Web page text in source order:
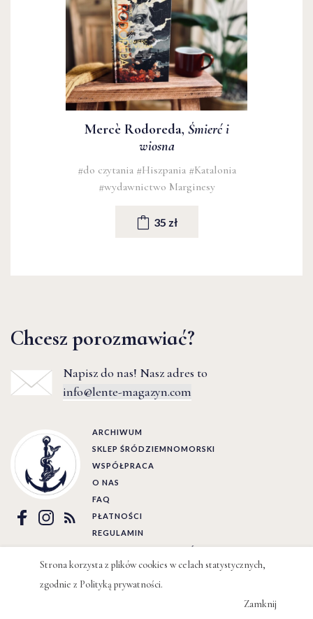
Mercè Rodoreda, Śmierć i
wiosna
#do czytania #Hiszpania #Katalonia
#wydawnictwo Marginesy
35 zł
Chcesz porozmawiać?
Napisz do nas! Nasz adres to
info@lente-magazyn.com
ARCHIWUM
SKLEP ŚRÓDZIEMNOMORSKI
WSPÓŁPRACA
O NAS
FAQ
PŁATNOŚCI
REGULAMIN
POLITYKA PRYWATNOŚCI
Strona korzysta z plików cookies w celach statystycznych,
zgodnie z Polityką prywatności.
Zamknij